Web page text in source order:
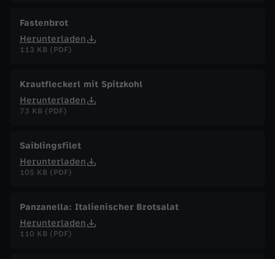
Fastenbrot
Herunterladen
113 KB (PDF)
Krautfleckerl mit Spitzkohl
Herunterladen
73 KB (PDF)
Saiblingsfilet
Herunterladen
105 KB (PDF)
Panzanella: Italienischer Brotsalat
Herunterladen
110 KB (PDF)